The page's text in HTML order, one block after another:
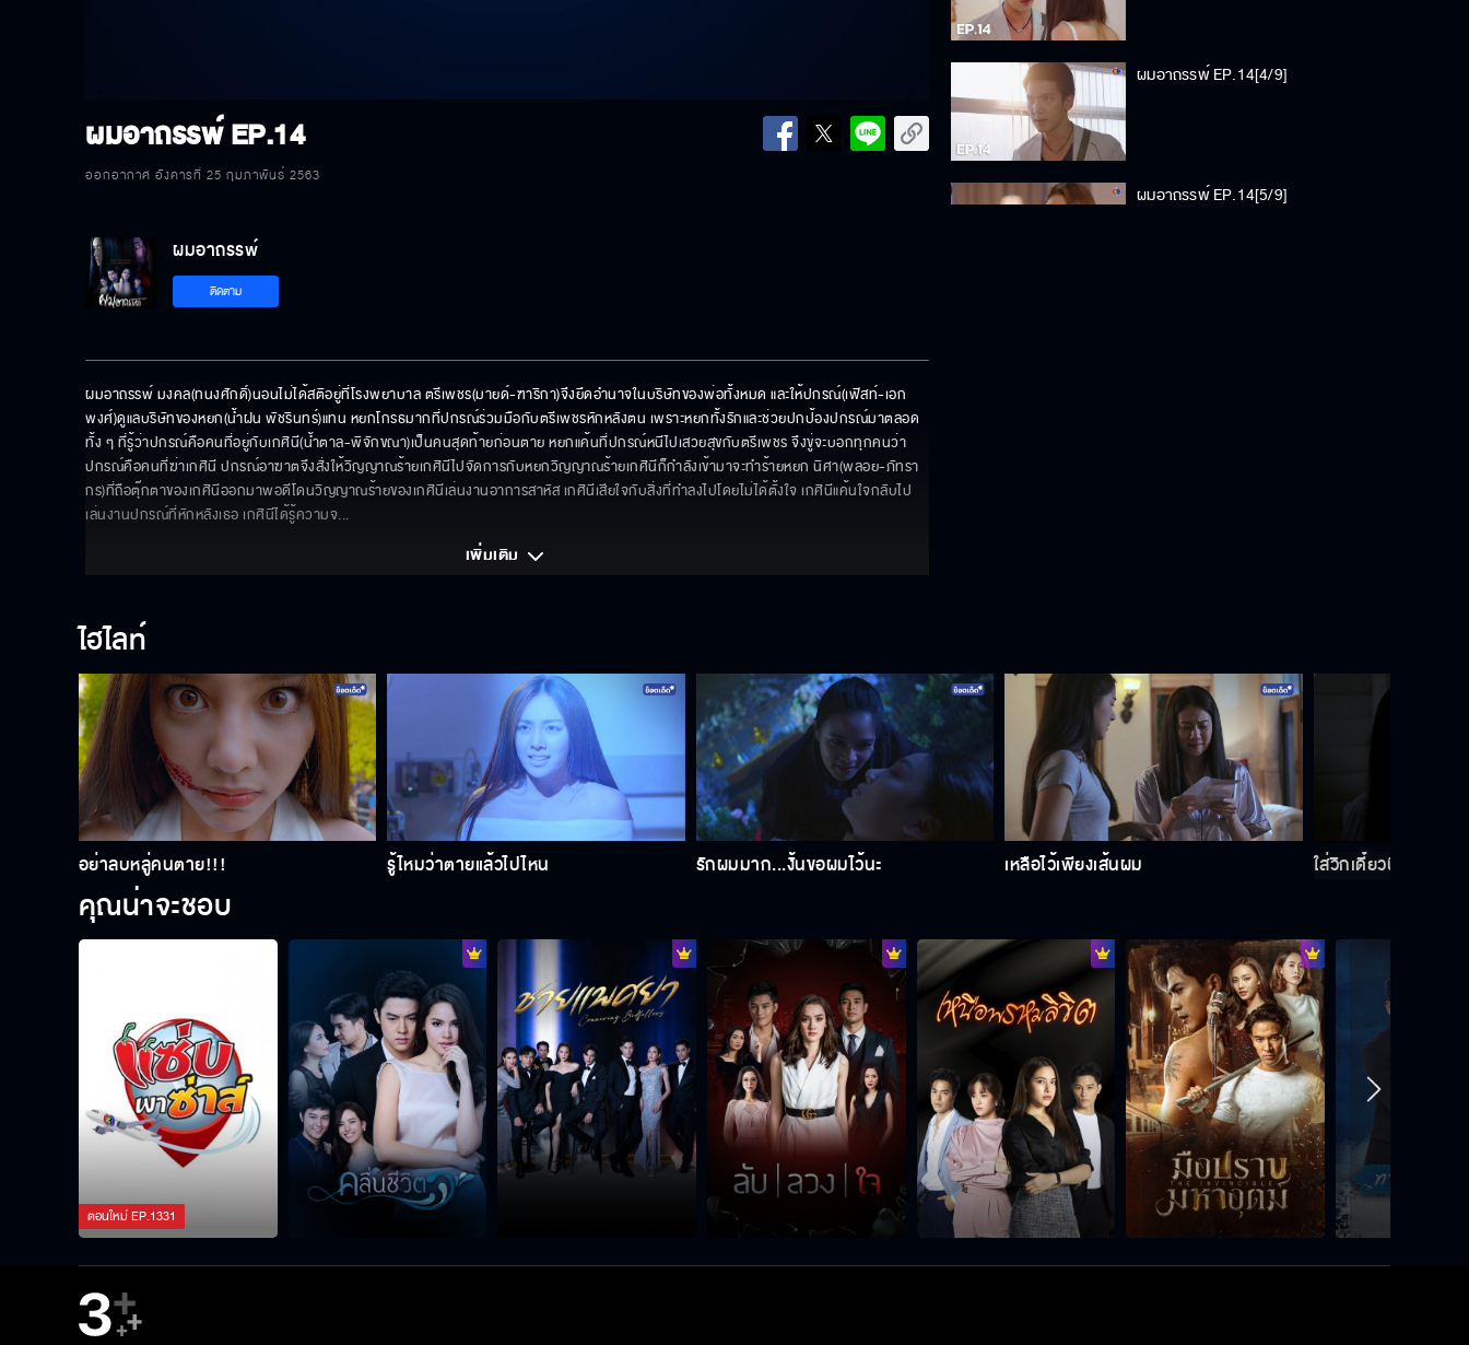
ผมอาถรรพ์EP.14
ออกอากาศ อังคารที่ 25 กุมภาพันธ์ 2563
ผมอาถรรพ์ EP.14[4/9]
ผมอาถรรพ์ EP.14[5/9]
ผมอาถรรพ์ EP.14[9/9]
ผมอาถรรพ์
ติดตาม
ผมอาถรรพ์ มงคล(ทนงศักดิ์)นอนไม่ได้สติอยู่ที่โรงพยาบาล ตรีเพชร(มายด์-ฑาริกา)จึงยึดอำนาจในบริษัทของพ่อทั้งหมด และให้ปกรณ์(เฟิสท์-เอก
พงศ์)ดูแลบริษัทของหยก(น้ำฝน พัชรินทร์)แทน หยกโกรธมากที่ปกรณ์ร่วมมือกับตรีเพชรหักหลังตน เพราะหยกทั้งรักและช่วยปกป้องปกรณ์มาตลอด
ทั้ง ๆ ที่รู้ว่าปกรณ์คือคนที่อยู่กับเกศินี(น้ำตาล-พิจักขณา)เป็นคนสุดท้ายก่อนตาย หยกแค้นที่ปกรณ์หนีไปเสวยสุขกับตรีเพชร จึงขู่จะบอกทุกคนว่า
ปกรณ์คือคนที่ฆ่าเกศินี ปกรณ์อาฆาตจึงสั่งให้วิญญาณร้ายเกศินีไปจัดการกับหยกวิญญาณร้ายเกศินีก็กำลังเข้ามาจะทำร้ายหยก นิศา(พลอย-ภัทรา
กร)ที่ถือตุ๊กตาของเกศินีออกมาพอดีโดนวิญญาณร้ายของเกศินีเล่นงานอาการสาหัส เกศินีเสียใจกับสิ่งที่ทำลงไปโดยไม่ได้ตั้งใจ เกศินีแค้นใจกลับไป
เล่นงานปกรณ์ที่หักหลังเธอ เกศินีได้รู้ความจ...
เพิ่มเติม
ไฮไลท์
อย่าลบหลู่คนตาย!!! รู้ไหมว่าตายแล้วไปไหน รักผมมาก...งั้นขอผมไว้นะ เหลือไว้เพียงเส้นผม ใส่วิกเดี๋ยวนี้
คุณน่าจะชอบ
ตอนใหม่EP.1331